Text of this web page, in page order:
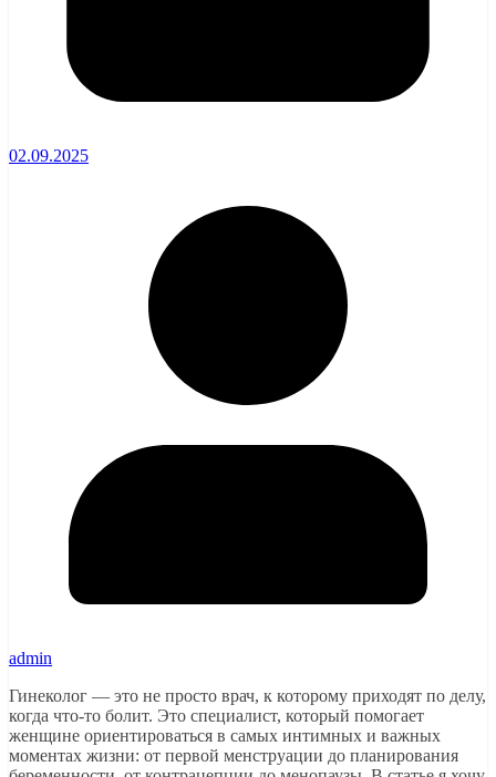
02.09.2025
admin
Гинеколог — это не просто врач, к которому приходят по делу,
когда что-то болит. Это специалист, который помогает
женщине ориентироваться в самых интимных и важных
моментах жизни: от первой менструации до планирования